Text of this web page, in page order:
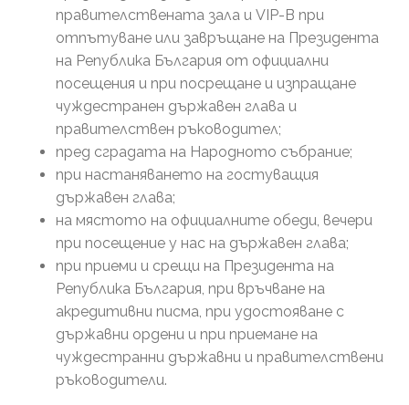
правителствената зала и VIP-B при
отпътуване или завръщане на Президента
на Република България от официални
посещения и при посрещане и изпращане
чуждестранен държавен глава и
правителствен ръководител;
пред сградата на Народното събрание;
при настаняването на гостуващия
държавен глава;
на мястото на официалните обеди, вечери
при посещение у нас на държавен глава;
при приеми и срещи на Президента на
Република България, при връчване на
акредитивни писма, при удостояване с
държавни ордени и при приемане на
чуждестранни държавни и правителствени
ръководители.